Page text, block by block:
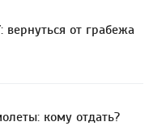
вернуться от грабежа
кому отдать?